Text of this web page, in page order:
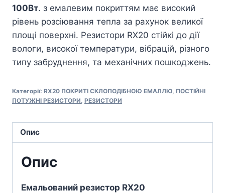
100Вт. з емалевим покриттям має високий
рівень розсіювання тепла за рахунок великої
площі поверхні. Резистори RX20 стійкі до дії
вологи, високої температури, вібрацій, різного
типу забруднення, та механічних пошкоджень.
Категорії: RX20 ПОКРИТІ СКЛОПОДІБНОЮ ЕМАЛЛЮ ПОСТІЙНІ
ПОТУЖНІ РЕЗИСТОРИ РЕЗИСТОРИ
Опис
Опис
Емальований резистор RX20